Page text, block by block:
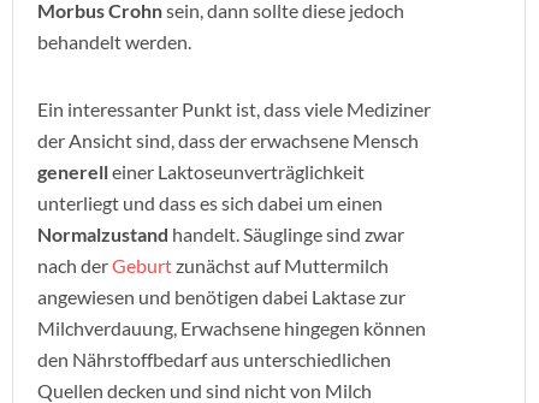
Morbus Crohnsein, dann sollte diese jedoch
behandelt werden.
Ein interessanter Punkt ist, dass viele Mediziner
der Ansicht sind, dass der erwachsene Mensch
generelleiner Laktoseunverträglichkeit
unterliegt und dass es sich dabei um einen
Normalzustand handelt. Säuglinge sind zwar
nach derGeburtzunächst auf Muttermilch
angewiesen und benötigen dabei Laktase zur
Milchverdauung, Erwachsene hingegen können
den Nährstoffbedarf aus unterschiedlichen
Quellen decken und sind nicht von Milch